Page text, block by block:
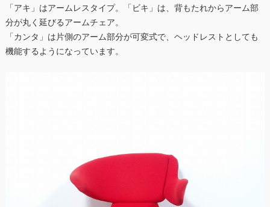
「アキ」はアームレスタイプ。「ビキ」は、背もたれからアーム部
分が丸く延びるアームチェア。
「カンタ」は片側のアーム部分が可変式で、ヘッドレストとしても
機能するようになっています。